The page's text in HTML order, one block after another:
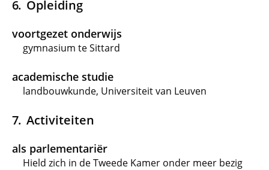
Opleiding
voortgezet onderwijs
gymnasium te Sittard
academische studie
landbouwkunde, Universiteit van Leuven
Activiteiten
als parlementariër
Hield zich in de Tweede Kamer onder meer bezig